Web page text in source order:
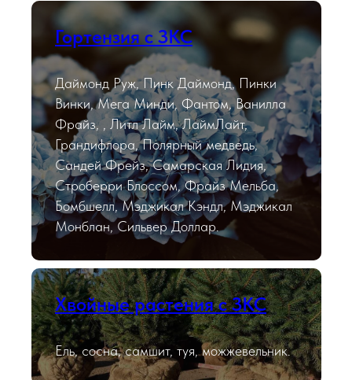
Гортензия с ЗКС
Даймонд Руж, Пинк Даймонд, Пинки
Винки, Мега Минди, Фантом, Ванилла
Фрайз, , Литл Лайм, ЛаймЛайт,
Грандифлора, Полярный медведь,
Сандей Фрейз, Самарская Лидия,
Строберри Блоссом, Фрайз Мельба,
Бомбшелл, Мэджикал Кэндл, Мэджикал
Монблан, Сильвер Доллар.
Хвойные растения с ЗКС
Ель, сосна, самшит, туя, можжевельник.